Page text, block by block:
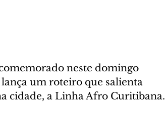
neste domingo
um roteiro que salienta
cidade, a Linha Afro Curitibana.